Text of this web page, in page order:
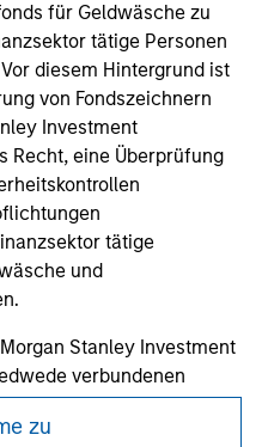
für Geldwäsche zu
tätige Personen
diesem Hintergrund ist
von Fondszeichnern
Investment
Recht, eine Überprüfung
tätige
und
Stanley Investment
verbundenen
die direkt oder
infolge
zu
a loss of principal.
page for important
additional risk